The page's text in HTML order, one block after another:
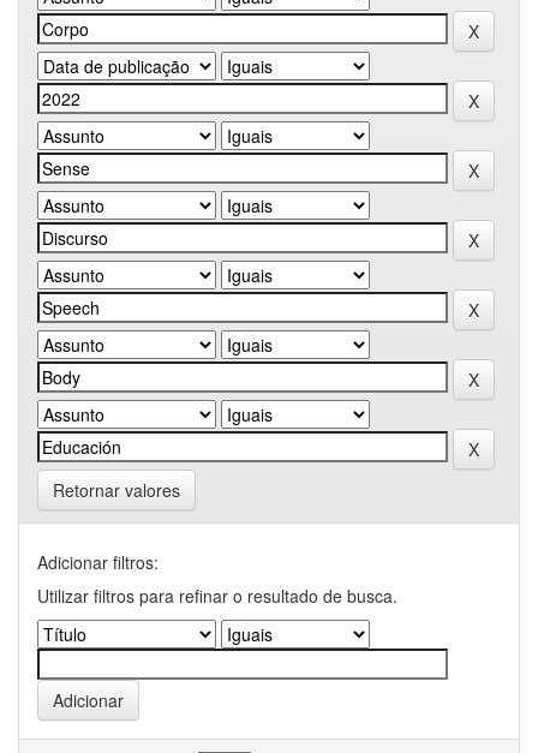
Retornar valores
Adicionar filtros:
Utilizar filtros para refinar o resultado de busca.